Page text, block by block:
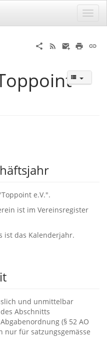
e.V.‭"‬.
ist im Vereinsregister
ist das Kalenderjahr.
und unmittelbar
Abschnitts‭
(§ ‬52‭ ‬AO‭
nur für satzungsgemässe